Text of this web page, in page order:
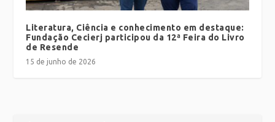
Literatura, Ciência e conhecimento em destaque:
Fundação Cecierj participou da 12ª Feira do Livro
de Resende
15 de junho de 2026